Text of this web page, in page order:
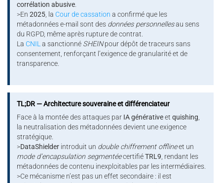
corrélation abusive.
>En2025, la Cour de cassation a confirmé que les
métadonnées e-mail sont des données personnellesau sens
du RGPD, même après rupture de contrat.
La CNILa sanctionné SHEINpour dépôt de traceurs sans
consentement, renforçant l’exigence de granularité et de
transparence.
TL;DR — Architecture souveraine et différenciateur
Face à la montée des attaques par IA générativeetquishing,
la neutralisation des métadonnées devient une exigence
stratégique.
>DataShielder introduit un double chiffrement offlineet un
mode d’encapsulation segmentéecertifiéTRL9, rendant les
métadonnées de contenu inexploitables par les intermédiaires.
>Ce mécanisme n’est pas un effet secondaire : il est